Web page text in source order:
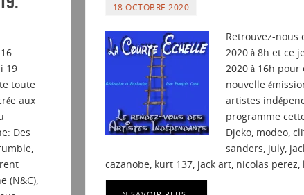
18 OCTOBRE 2020
Retrouvez-nous
2020 à 8h et ce
2020 à 16h
nouvelle
artistes
programme
Djeko, modeo,
sanders, july,
cazanobe, kurt 137, jack art, nicolas perez,
19
toute
aux
Des
(N&C),